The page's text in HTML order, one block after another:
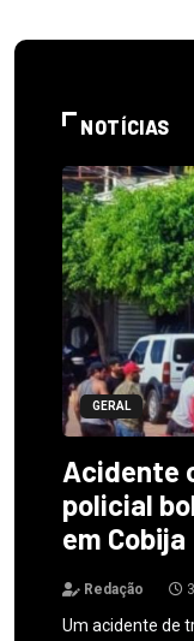
NOTÍCIAS
GERAL
Acidente
policial
em Cobija
Redação
Um acidente de